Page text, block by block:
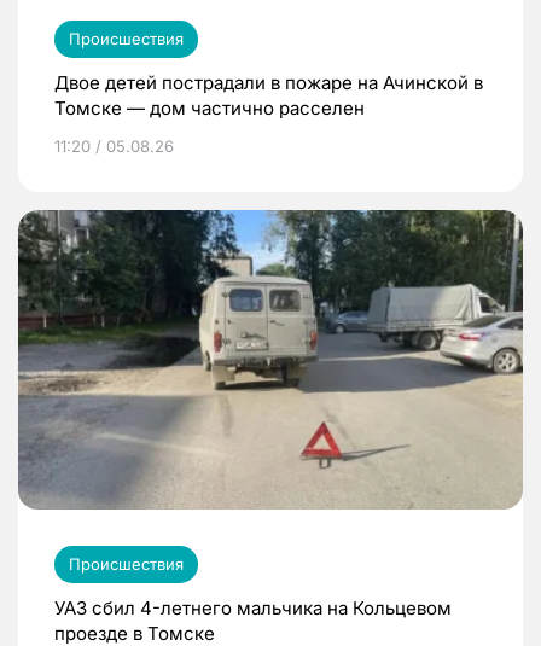
Происшествия
Двое детей пострадали в пожаре на Ачинской в
Томске — дом частично расселен
11:20 / 05.08.26
Происшествия
УАЗ сбил 4-летнего мальчика на Кольцевом
проезде в Томске